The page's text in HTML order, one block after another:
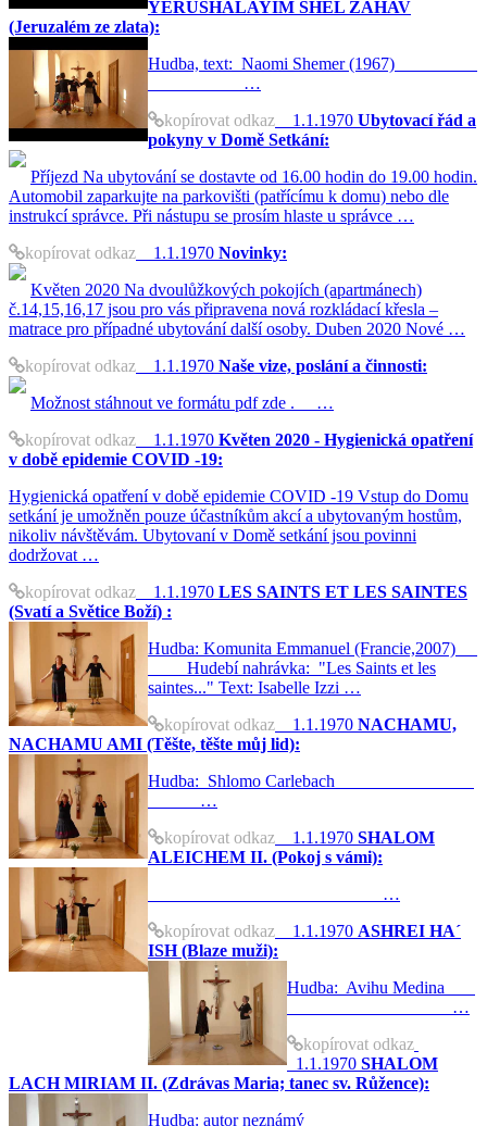
YERUSHALAYIM SHEL ZAHAV
(Jeruzalém ze zlata):
Hudba, text: Naomi Shemer (1967)
…
kopírovat odkaz 1.1.1970 Ubytovací řád a
pokyny v Domě Setkání:
Příjezd Na ubytování se dostavte od 16.00 hodin do 19.00 hodin.
Automobil zaparkujte na parkovišti (patřícímu k domu) nebo dle
instrukcí správce. Při nástupu se prosím hlaste u správce …
kopírovat odkaz 1.1.1970 Novinky:
Květen 2020 Na dvoulůžkových pokojích (apartmánech)
č.14,15,16,17 jsou pro vás připravena nová rozkládací křesla –
matrace pro případné ubytování další osoby. Duben 2020 Nové …
kopírovat odkaz 1.1.1970 Naše vize, poslání a činnosti:
Možnost stáhnout ve formátu pdf zde . …
kopírovat odkaz 1.1.1970 Květen 2020 - Hygienická opatření
v době epidemie COVID -19:
Hygienická opatření v době epidemie COVID -19 Vstup do Domu
setkání je umožněn pouze účastníkům akcí a ubytovaným hostům,
nikoliv návštěvám. Ubytovaní v Domě setkání jsou povinni
dodržovat …
kopírovat odkaz 1.1.1970 LES SAINTS ET LES SAINTES
(Svatí a Světice Boží) :
Hudba: Komunita Emmanuel (Francie,2007)
Hudebí nahrávka: "Les Saints et les
saintes..." Text: Isabelle Izzi …
kopírovat odkaz 1.1.1970 NACHAMU,
NACHAMU AMI (Těšte, těšte můj lid):
Hudba: Shlomo Carlebach
…
kopírovat odkaz 1.1.1970 SHALOM
ALEICHEM II. (Pokoj s vámi):
…
kopírovat odkaz 1.1.1970 ASHREI HA´
ISH (Blaze muži):
Hudba: Avihu Medina
…
kopírovat odkaz
1.1.1970 SHALOM
LACH MIRIAM II. (Zdrávas Maria; tanec sv. Růžence):
Hudba: autor neznámý